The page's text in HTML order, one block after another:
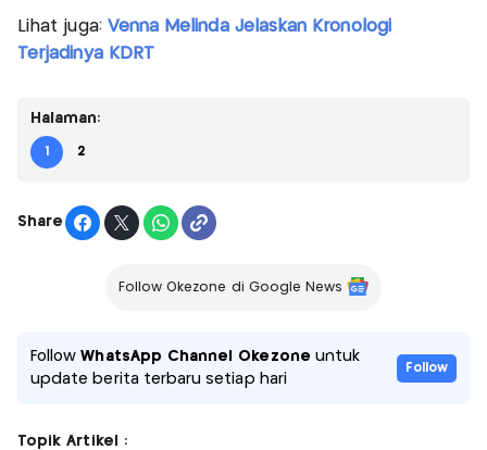
Lihat juga: Venna Melinda Jelaskan Kronologi
Terjadinya KDRT
Halaman:
1 2
Share
Follow Okezone di Google News
FollowWhatsApp Channel Okezone untuk
update berita terbaru setiap hari
Follow
Topik Artikel :